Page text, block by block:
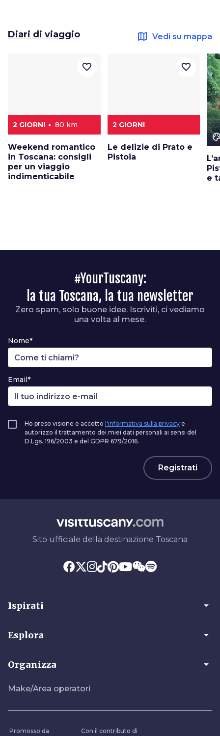
Diari di viaggio map Vedi su mappa
2 GIORNI 80 km
Weekend romantico
in Toscana: consigli
per un viaggio
indimenticabile
favorite_border
2 GIORNI
Le delizie di Prato e
Pistoia
favorite_border
e
#YourTuscany:
la tua Toscana, la tua newsletter
Zero spam, solo buone idee. Iscriviti, ci vediamo
una volta al mese.
Nome*
Email*
Ho preso visione e accetto l'informativa sulla privacy e
autorizzo il trattamento dei miei dati personali ai sensi del
D.Lgs. 196/2003 e del GDPR 679/2016.
Registrati
Sito ufficiale della destinazione Toscana
Ispirati arrow_drop_down
Esplora arrow_drop_down
Organizza arrow_drop_down
Make/Area operatori
Promosso da Con il contributo di